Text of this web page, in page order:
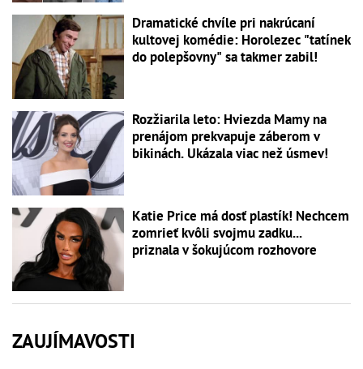
Dramatické chvíle pri nakrúcaní
kultovej komédie: Horolezec "tatínek
do polepšovny" sa takmer zabil!
Rozžiarila leto: Hviezda Mamy na
prenájom prekvapuje záberom v
bikinách. Ukázala viac než úsmev!
Katie Price má dosť plastík! Nechcem
zomrieť kvôli svojmu zadku...
priznala v šokujúcom rozhovore
ZAUJÍMAVOSTI